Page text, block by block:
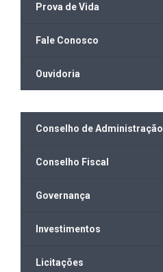
Prova de Vida
Fale Conosco
Ouvidoria
Conselho de Administração
Conselho Fiscal
Governança
Investimentos
Licitações